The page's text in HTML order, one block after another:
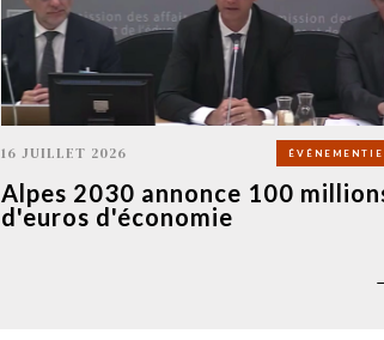
16 JUILLET 2026
Alpes 2030 annonce 100
d'euros d'économie